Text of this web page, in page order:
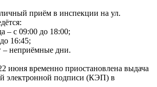
приём в инспекции на ул.
– с 09:00 до 18:00;
16:45;
– неприёмные дни.
июня временно приостановлена выдача
электронной подписи (КЭП) в